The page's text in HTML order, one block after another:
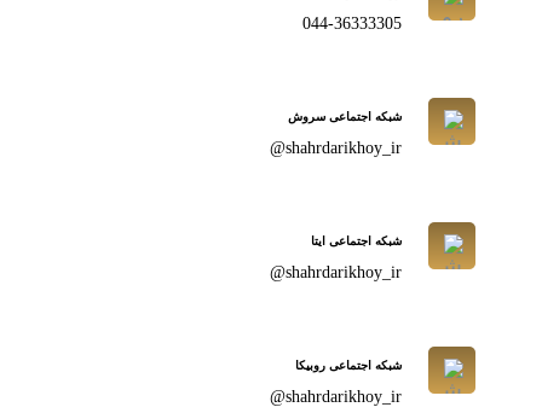
044-36333305
شبکه اجتماعی سروش
shahrdarikhoy_ir@
شبکه اجتماعی ایتا
shahrdarikhoy_ir@
شبکه اجتماعی روبیکا
shahrdarikhoy_ir@